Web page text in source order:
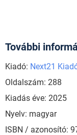
További
Kiadó: Next21
Oldalszám: 288
Kiadás éve: 2025
Nyelv: magyar
ISBN / azonosító: